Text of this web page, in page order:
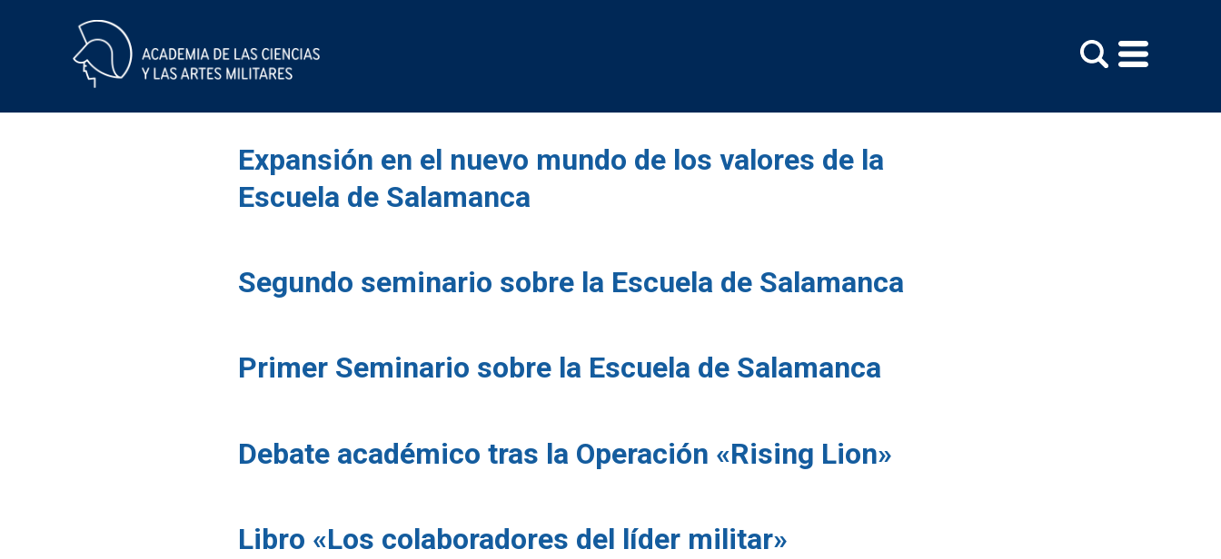
Etiqueta:
Expansión en el nuevo mundo de los valores de la
Escuela de Salamanca
Segundo seminario sobre la Escuela de Salamanca
Primer Seminario sobre la Escuela de Salamanca
Debate académico tras la Operación «Rising Lion»
Libro «Los colaboradores del líder militar»